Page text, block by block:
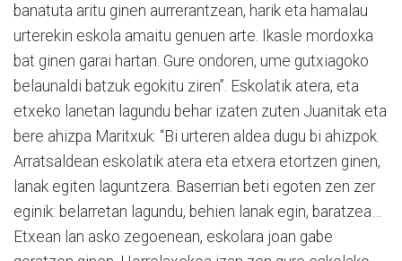
banatuta aritu ginen aurrerantzean, harik eta hamalau
urterekin eskola amaitu genuen arte. Ikasle mordoxka
bat ginen garai hartan. Gure ondoren, ume gutxiagoko
belaunaldi batzuk egokitu ziren”. Eskolatik atera, eta
etxeko lanetan lagundu behar izaten zuten Juanitak eta
bere ahizpa Maritxuk: “Bi urteren aldea dugu bi ahizpok.
Arratsaldean eskolatik atera eta etxera etortzen ginen,
lanak egiten laguntzera. Baserrian beti egoten zen zer
eginik: belarretan lagundu, behien lanak egin, baratzea…
Etxean lan asko zegoenean, eskolara joan gabe